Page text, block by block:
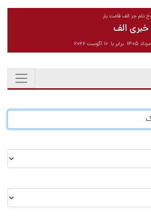
دلم جز الف قامت یار
خبری الف